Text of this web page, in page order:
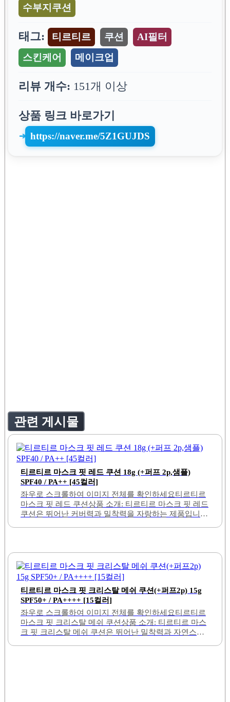
수부지쿠션
태그: 티르티르 쿠션
AI필터
스킨케어
메이크업
리뷰 개수: 151개 이상
상품 링크 바로가기
➔ https://naver.me/5Z1GUJDS
관련 게시물
티르티르 마스크 핏 레드 쿠션 18g (+퍼프 2p,샘플)
SPF40 / PA++ [45컬러]
좌우로 스크롤하여 이미지 전체를 확인하세요티르티르
마스크 핏 레드 쿠션상품 소개: 티르티르 마스크 핏 레드
쿠션은 뛰어난 커버력과 밀착력을 자랑하는 제품입니
다. 이 제품은 18g의 용량으로 제공되며, 함께 제공되는
퍼프 2개와 샘플로 더욱 편리하게 사용할 수 있습니다.
SPF40과 PA++의 자외선 차단 기능이 있어 피부를 보호
하는 데 도움을 줍니다.다양한 색상 옵션이 제공되어, 개
지속력이 뛰어나 아침 메이크업 후에도 오랜 시간 동안
유지되는 효과를 제공합니다.많은 사용자들이 이 제품
을 재구매하는 이유는 그만큼 신뢰할 수 있는 품질을 가
지고 있기 때문입니다. 특히, K-뷰티를 선호하는..
SPF50+ / PA++++ [15컬러]
좌우로 스크롤하여 이미지 전체를 확인하세요티르티르
마스크 핏 크리스탈 메쉬 쿠션상품 소개: 티르티르 마스
크 핏 크리스탈 메쉬 쿠션은 뛰어난 밀착력과 자연스러
운 피부 표현으로 많은 사랑을 받고 있는 제품입니다. 이
쿠션은 15g의 용량으로 제공되며, SPF50+ / PA++++의 강
력한 자외선 차단 효과를 가지고 있어 피부를 보호하는
데 도움을 줍니다. 다양한 피부 톤에 맞춘 15가지 컬러
옵션이 있어, 개인의 피부색에 맞춰 선택할 수 있는 장점
이 있습니다.메쉬망 구조로 설계되어, 덧바를수록 커버